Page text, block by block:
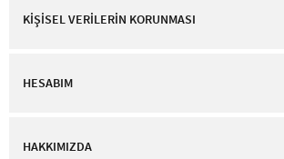
KİŞİSEL VERİLERİN KORUNMASI
HESABIM
HAKKIMIZDA